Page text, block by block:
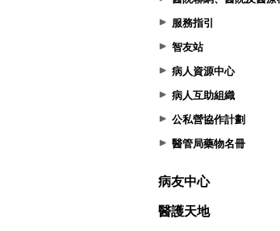
服務指引
智友站
病人資源中心
病人互助組織
公私營協作計劃
醫管局藥物名冊
病友中心
醫護天地